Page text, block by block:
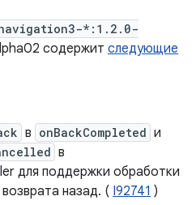
*:1.2.0-
содержит следующие
в onBackCompleted и
в
для поддержки обработки
назад. ( I92741 )